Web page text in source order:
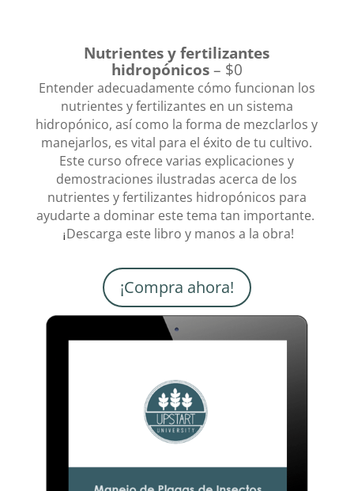
Nutrientes y fertilizantes
hidropónicos – $0
Entender adecuadamente cómo funcionan los
nutrientes y fertilizantes en un sistema
hidropónico, así como la forma de mezclarlos y
manejarlos, es vital para el éxito de tu cultivo.
Este curso ofrece varias explicaciones y
demostraciones ilustradas acerca de los
nutrientes y fertilizantes hidropónicos para
ayudarte a dominar este tema tan importante.
¡Descarga este libro y manos a la obra!
¡Compra ahora!